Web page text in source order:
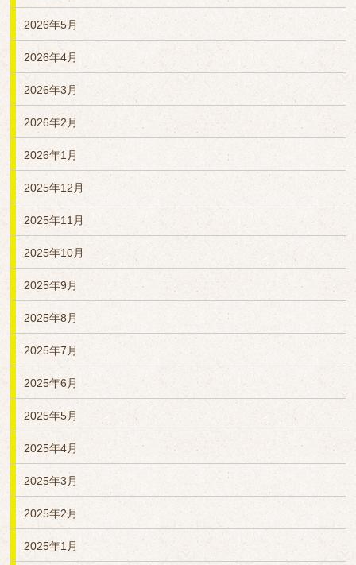
2026年5月
2026年4月
2026年3月
2026年2月
2026年1月
2025年12月
2025年11月
2025年10月
2025年9月
2025年8月
2025年7月
2025年6月
2025年5月
2025年4月
2025年3月
2025年2月
2025年1月